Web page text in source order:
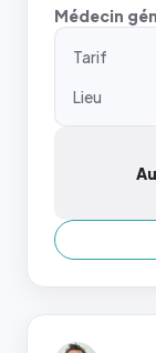
Médecin
Tarif
Lieu